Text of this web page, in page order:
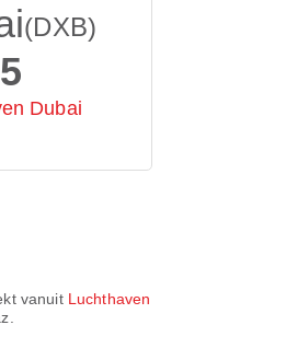
(DXB)
Dubai
vanuit Luchthaven